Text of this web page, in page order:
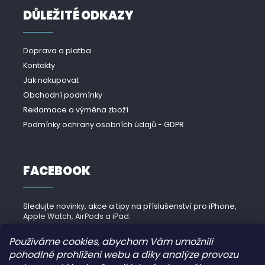
Používáme cookies, abychom Vám umožnili
pohodlné prohlížení webu a díky analýze provozu
DŮLEŽITÉ ODKAZY
Doprava a platba
Kontakty
Jak nakupovat
Obchodní podmínky
Reklamace a výměna zboží
Podmínky ochrany osobních údajů - GDPR
FACEBOOK
Sledujte novinky, akce a tipy na příslušenství pro iPhone,
Apple Watch, AirPods a iPad.